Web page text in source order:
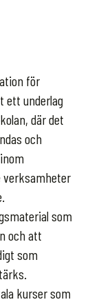
för
ett underlag
där det
och
verksamheter
som
och att
som
kurser som